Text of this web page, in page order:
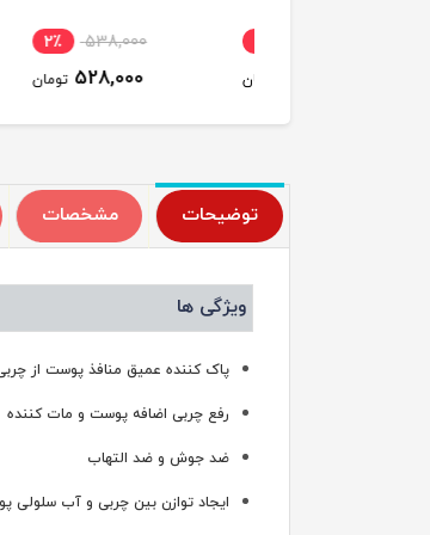
538,000 2٪
528,000 تومان
توضیحات مشخصات
ویژگی ها
پاک کننده عمیق منافذ پوست از
رفع چربی اضافه پوست و مات کننده
ضد جوش و ضد التهاب
ایجاد توازن بین چربی و آب سلولی